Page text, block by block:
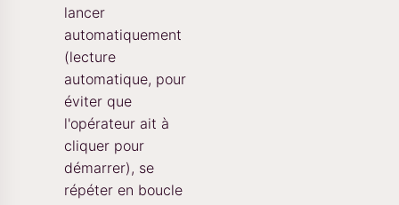
lancer
automatiquement
(lecture
automatique, pour
éviter que
l'opérateur ait à
cliquer pour
démarrer), se
répéter en boucle